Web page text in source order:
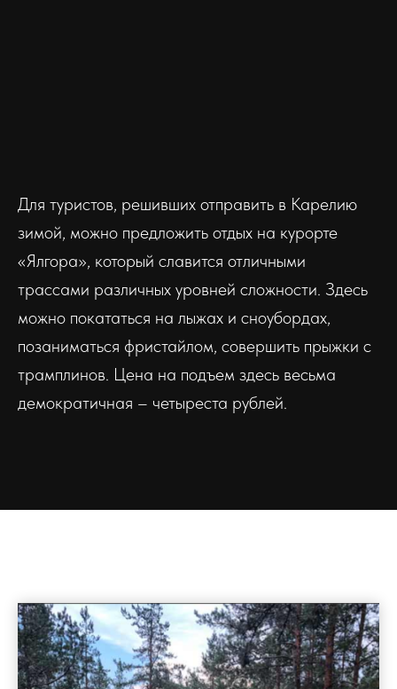
Для туристов, решивших отправить в Карелию
зимой, можно предложить отдых на курорте
«Ялгора», который славится отличными
трассами различных уровней сложности. Здесь
можно покататься на лыжах и сноубордах,
позаниматься фристайлом, совершить прыжки с
трамплинов. Цена на подъем здесь весьма
демократичная – четыреста рублей.